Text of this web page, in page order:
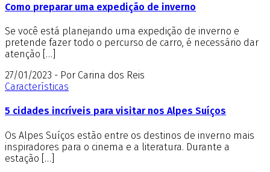
Como preparar uma expedição de inverno
Se você está planejando uma expedição de inverno e
pretende fazer todo o percurso de carro, é necessário dar
atenção […]
27/01/2023 - Por Carina dos Reis
Características
5 cidades incríveis para visitar nos Alpes Suíços
Os Alpes Suíços estão entre os destinos de inverno mais
inspiradores para o cinema e a literatura. Durante a
estação […]